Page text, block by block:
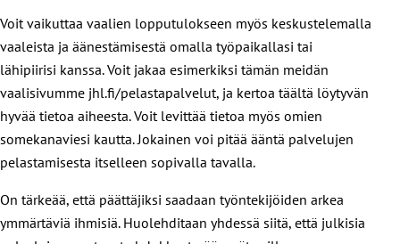
Voit vaikuttaa vaalien lopputulokseen myös keskustelemalla
vaaleista ja äänestämisestä omalla työpaikallasi tai
lähipiirisi kanssa. Voit jakaa esimerkiksi tämän meidän
vaalisivumme jhl.fi/pelastapalvelut, ja kertoa täältä löytyvän
hyvää tietoa aiheesta. Voit levittää tietoa myös omien
somekanaviesi kautta. Jokainen voi pitää ääntä palvelujen
pelastamisesta itselleen sopivalla tavalla.
On tärkeää, että päättäjiksi saadaan työntekijöiden arkea
ymmärtäviä ihmisiä. Huolehditaan yhdessä siitä, että julkisia